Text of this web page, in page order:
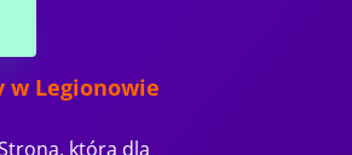
w Legionowie
którą dla